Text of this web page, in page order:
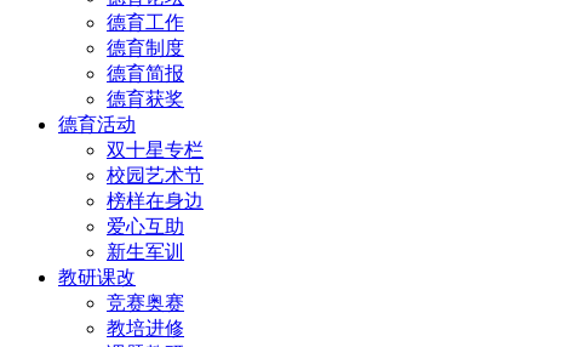
德育工作
德育制度
德育简报
德育获奖
德育活动
双十星专栏
校园艺术节
榜样在身边
爱心互助
新生军训
教研课改
竞赛奥赛
教培进修